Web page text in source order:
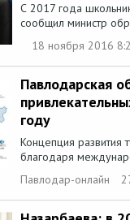
С 2017 года
сообщил министр
18 ноября 2016
Павлодарская
году
Концепция развития
благодаря
Павлодар-онлайн